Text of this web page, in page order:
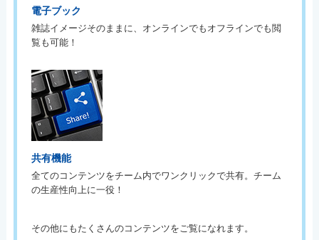
電子ブック
雑誌イメージそのままに、オンラインでもオフラインでも閲
覧も可能！
共有機能
全てのコンテンツをチーム内でワンクリックで共有。チーム
の生産性向上に一役！
その他にもたくさんのコンテンツをご覧になれます。